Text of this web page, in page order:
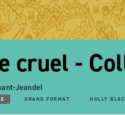
cruel -
Jeandel
GRAND FORMAT HOLLY